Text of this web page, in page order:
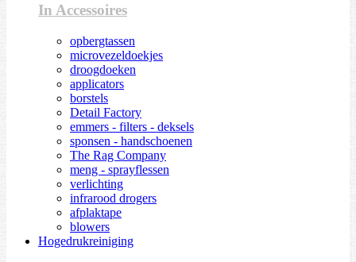
In Accessoires
opbergtassen
microvezeldoekjes
droogdoeken
applicators
borstels
Detail Factory
emmers - filters - deksels
sponsen - handschoenen
The Rag Company
meng - sprayflessen
verlichting
infrarood drogers
afplaktape
blowers
Hogedrukreiniging